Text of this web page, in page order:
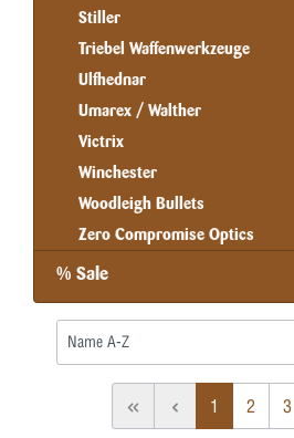
Stiller
Triebel Waffenwerkzeuge
Ulfhednar
Umarex / Walther
Victrix
Winchester
Woodleigh Bullets
Zero Compromise Optics
% Sale
1 2 3